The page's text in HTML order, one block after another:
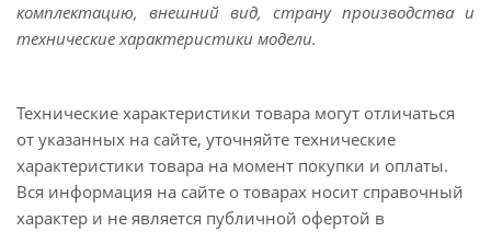
комплектацию, внешний вид, страну производства и
технические характеристики модели.
Технические характеристики товара могут отличаться
от указанных на сайте, уточняйте технические
характеристики товара на момент покупки и оплаты.
Вся информация на сайте о товарах носит справочный
характер и не является публичной офертой в